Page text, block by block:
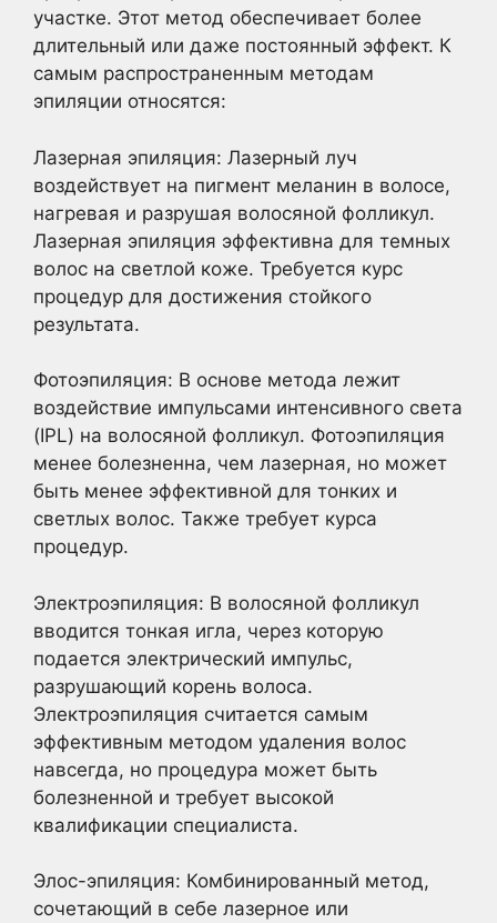
участке. Этот метод обеспечивает более
длительный или даже постоянный эффект. К
самым распространенным методам
эпиляции относятся:
Лазерная эпиляция: Лазерный луч
воздействует на пигмент меланин в волосе,
нагревая и разрушая волосяной фолликул.
Лазерная эпиляция эффективна для темных
волос на светлой коже. Требуется курс
процедур для достижения стойкого
результата.
Фотоэпиляция: В основе метода лежит
воздействие импульсами интенсивного света
(IPL) на волосяной фолликул. Фотоэпиляция
менее болезненна, чем лазерная, но может
быть менее эффективной для тонких и
светлых волос. Также требует курса
процедур.
Электроэпиляция: В волосяной фолликул
вводится тонкая игла, через которую
подается электрический импульс,
разрушающий корень волоса.
Электроэпиляция считается самым
эффективным методом удаления волос
навсегда, но процедура может быть
болезненной и требует высокой
квалификации специалиста.
Элос-эпиляция: Комбинированный метод,
сочетающий в себе лазерное или